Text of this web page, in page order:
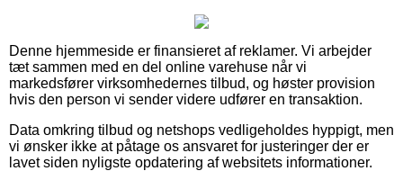
Denne hjemmeside er finansieret af reklamer. Vi arbejder
tæt sammen med en del online varehuse når vi
markedsfører virksomhedernes tilbud, og høster provision
hvis den person vi sender videre udfører en transaktion.
Data omkring tilbud og netshops vedligeholdes hyppigt, men
vi ønsker ikke at påtage os ansvaret for justeringer der er
lavet siden nyligste opdatering af websitets informationer.